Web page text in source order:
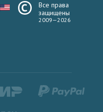
Все права
защищены
2009—2026